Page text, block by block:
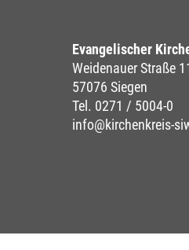
Evangelischer
Weidenauer Straße
57076 Siegen
Tel. 0271 / 5004-0
info@kirchenkreis-